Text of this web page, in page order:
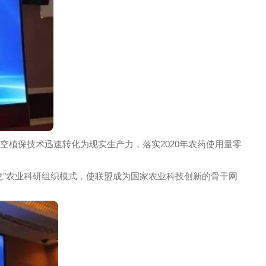
推动航空植保技术迅速转化为现实生产力，落实2020年农
"一条龙"农业科研组织模式，使联盟成为国家农业科技创